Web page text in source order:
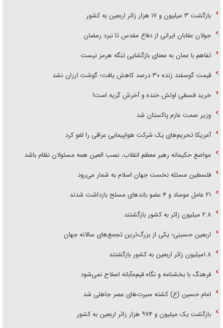
بازگشت ۳ میلیون و ۱۷ هزار زائر اربعین به کشور
جولان عقابان ایرانی از دفاع مقدس تا نبرد رمضان
تفاهم با عمان به معنای بازگشایی تنگه هرمز نیست
قیمت گوسفند زنده ۳۰ درصد کاهش یافت؛ گوشت ارزان نشد
خرید قسطی اولش خنده و آخرش گریه است!
وزیر صمت عازم پاکستان شد
آمریکا تحریم‌های یک شرکت هواپیمایی عراقی را لغو کرد
مواضع حکیمانه رهبر معظم انقلاب، نصب العین همه مسئولان نظام باشد
فلسطین مسئله نخست جهان اسلام به شمار می‌رود
۲۱ عامل موساد و ۴ عضو باند‌های مسلح بازداشت شدند
۲.۸ میلیون زائر به کشور بازگشتند
اربعین حسینی؛ یکی از بزرگ‌ترین تجمع‌های سالانه جهان
۱.۸میلیون زائر اربعین به کشور بازگشتند
فرهنگ با بخشنامه و نگاه قیم‌مآبانه اصلاح نمی‌شود
امام حسین (ع) کشته سیرت‌های عصر جاهلی شد
بازگشت یک میلیون و ۹۷۴ هزار زائر اربعین به کشور